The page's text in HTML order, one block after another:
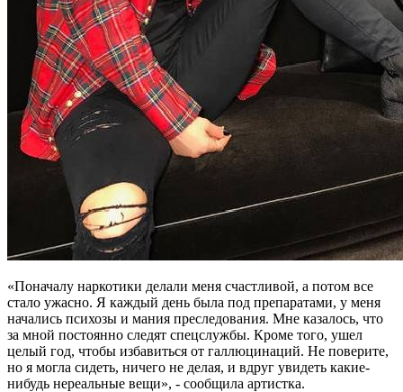
«Поначалу наркотики делали меня счастливой, а потом все
стало ужасно. Я каждый день была под препаратами, у меня
начались психозы и мания преследования. Мне казалось, что
за мной постоянно следят спецслужбы. Кроме того, ушел
целый год, чтобы избавиться от галлюцинаций. Не поверите,
но я могла сидеть, ничего не делая, и вдруг увидеть какие-
нибудь нереальные вещи», - сообщила артистка.